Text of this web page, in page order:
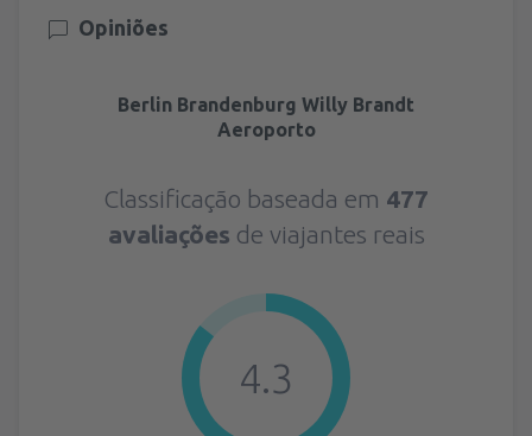
Opiniões
Berlin Brandenburg Willy Brandt
Aeroporto
Classificação baseada em 477
avaliações de viajantes reais
4.3